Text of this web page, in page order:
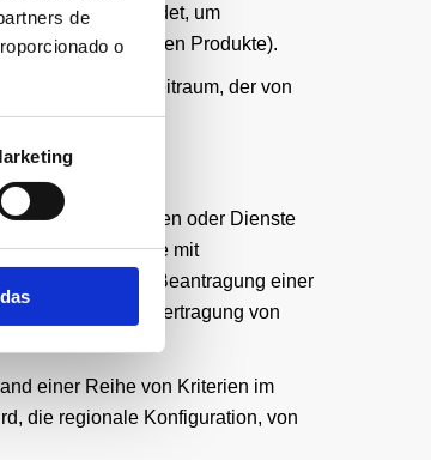
de
o
Regel verwendet, um
Liste der gekauften Produkte).
festgelegten Zeitraum, der von
werden:
Optionen oder Dienste
auf Bereiche mit
Bestellung, die Beantragung einer
für die Übertragung von
einer Reihe von Kriterien im
die regionale Konfiguration, von